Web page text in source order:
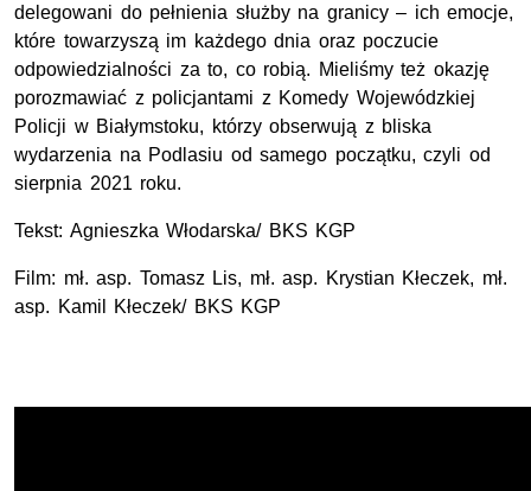
delegowani do pełnienia służby na granicy – ich emocje,
które towarzyszą im każdego dnia oraz poczucie
odpowiedzialności za to, co robią. Mieliśmy też okazję
porozmawiać z policjantami z Komedy Wojewódzkiej
Policji w Białymstoku, którzy obserwują z bliska
wydarzenia na Podlasiu od samego początku, czyli od
sierpnia 2021 roku.
Tekst: Agnieszka Włodarska/ BKS KGP
Film: mł. asp. Tomasz Lis, mł. asp. Krystian Kłeczek, mł.
asp. Kamil Kłeczek/ BKS KGP